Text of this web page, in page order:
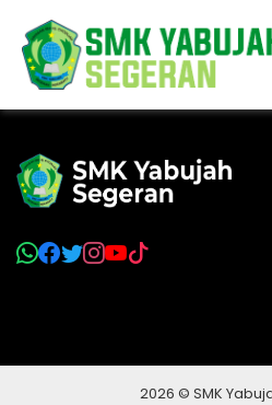
2026 © SMK